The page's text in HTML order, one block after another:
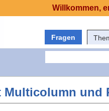
Fragen
Multicolumn und
Willkommen,